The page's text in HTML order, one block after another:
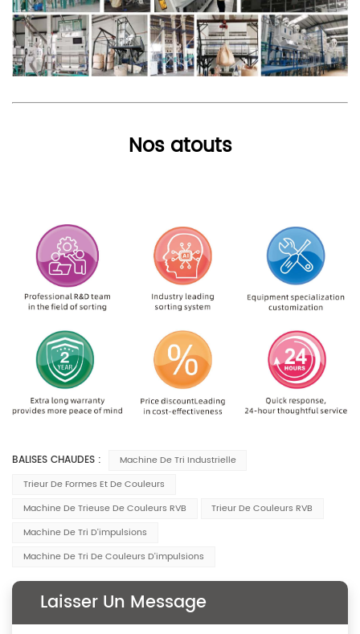
Nos atouts
BALISES CHAUDES :
Machine De Tri Industrielle
Trieur De Formes Et De Couleurs
Machine De Trieuse De Couleurs RVB
Trieur De Couleurs RVB
Machine De Tri D'impulsions
Machine De Tri De Couleurs D'impulsions
Laisser Un Message